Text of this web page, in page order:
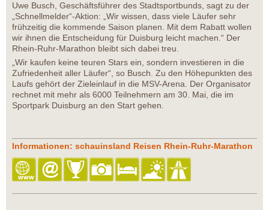
Uwe Busch, Geschäftsführer des Stadtsportbunds, sagt zu der
„Schnellmelder“-Aktion: „Wir wissen, dass viele Läufer sehr
frühzeitig die kommende Saison planen. Mit dem Rabatt wollen
wir ihnen die Entscheidung für Duisburg leicht machen.“ Der
Rhein-Ruhr-Marathon bleibt sich dabei treu.
„Wir kaufen keine teuren Stars ein, sondern investieren in die
Zufriedenheit aller Läufer“, so Busch. Zu den Höhepunkten des
Laufs gehört der Zieleinlauf in die MSV-Arena. Der Organisator
rechnet mit mehr als 6000 Teilnehmern am 30. Mai, die im
Sportpark Duisburg an den Start gehen.
Informationen: schauinsland Reisen Rhein-Ruhr-Marathon